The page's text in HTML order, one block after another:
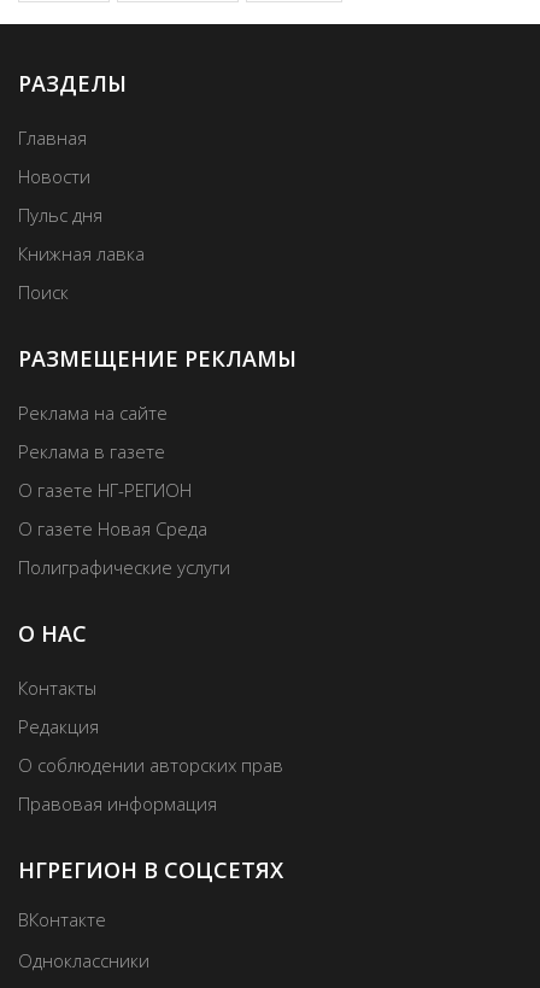
РАЗДЕЛЫ
Главная
Новости
Пульс дня
Книжная лавка
Поиск
РАЗМЕЩЕНИЕ РЕКЛАМЫ
Реклама на сайте
Реклама в газете
О газете НГ-РЕГИОН
О газете Новая Среда
Полиграфические услуги
О НАС
Контакты
Редакция
О соблюдении авторских прав
Правовая информация
НГРЕГИОН В СОЦСЕТЯХ
ВКонтакте
Одноклассники